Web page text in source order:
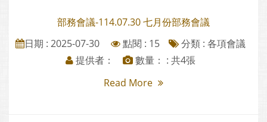
部務會議-114.07.30 七月份部務會議
日期 : 2025-07-30
點閱 : 15 分類 : 各項會議
提供者：
數量： : 共4張
Read More